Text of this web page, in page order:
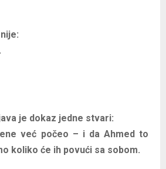
je dokaz jedne stvari:
već počeo – i da Ahmed to
koliko će ih povući sa sobom.